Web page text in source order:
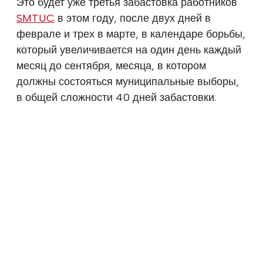
SMTUC в этом году, после двух дней в
феврале и трех в марте, в календаре борьбы,
который увеличивается на один день каждый
месяц до сентября, месяца, в котором
должны состояться муниципальные выборы,
в общей сложности 40 дней забастовки.